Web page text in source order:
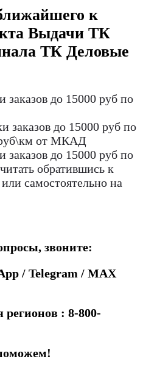
к
Выдачи ТК
ТК Деловые
заказов до 15000 руб по
заказов до 15000 руб по
от МКАД
заказов до 15000 руб по
обратившись к
самостоятельно на
звоните:
/ Telegram / MAX
: 8-800-